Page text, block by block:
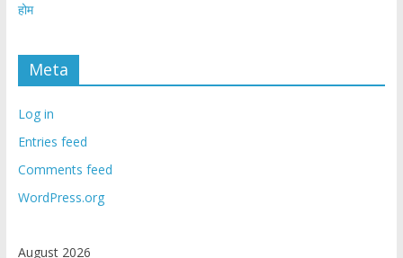
होम
Meta
Log in
Entries feed
Comments feed
WordPress.org
August 2026